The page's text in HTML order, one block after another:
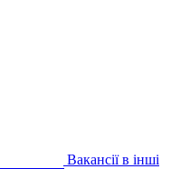
Вакансії в інші